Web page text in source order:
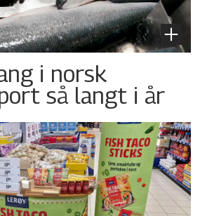
i norsk
så langt i år